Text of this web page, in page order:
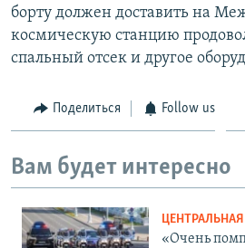
борту должен доставить на
космическую станцию
спальный отсек и другое
Поделиться Follow us
Вам будет интересно
«Очень